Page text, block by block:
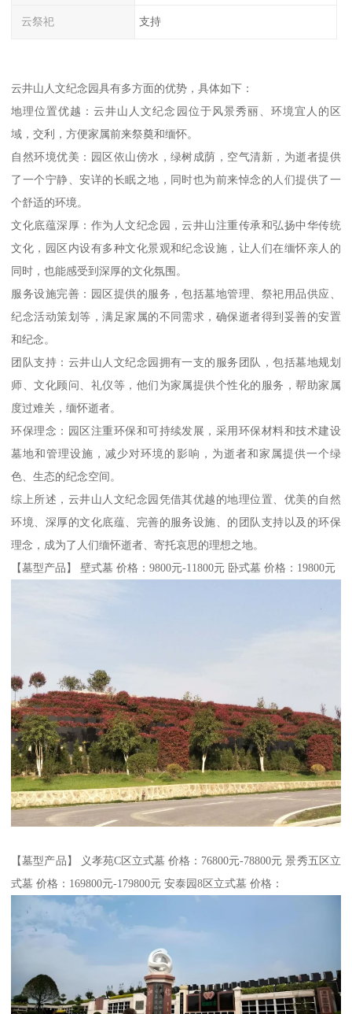
云祭祀 支持
云井山人文纪念园具有多方面的优势，具体如下：
地理位置优越：云井山人文纪念园位于风景秀丽、环境宜人的区
域，交利，方便家属前来祭奠和缅怀。
自然环境优美：园区依山傍水，绿树成荫，空气清新，为逝者提供
了一个宁静、安详的长眠之地，同时也为前来悼念的人们提供了一
个舒适的环境。
文化底蕴深厚：作为人文纪念园，云井山注重传承和弘扬中华传统
文化，园区内设有多种文化景观和纪念设施，让人们在缅怀亲人的
同时，也能感受到深厚的文化氛围。
服务设施完善：园区提供的服务，包括墓地管理、祭祀用品供应、
纪念活动策划等，满足家属的不同需求，确保逝者得到妥善的安置
和纪念。
团队支持：云井山人文纪念园拥有一支的服务团队，包括墓地规划
师、文化顾问、礼仪等，他们为家属提供个性化的服务，帮助家属
度过难关，缅怀逝者。
环保理念：园区注重环保和可持续发展，采用环保材料和技术建设
墓地和管理设施，减少对环境的影响，为逝者和家属提供一个绿
色、生态的纪念空间。
综上所述，云井山人文纪念园凭借其优越的地理位置、优美的自然
环境、深厚的文化底蕴、完善的服务设施、的团队支持以及的环保
理念，成为了人们缅怀逝者、寄托哀思的理想之地。
【墓型产品】 壁式墓 价格：9800元-11800元 卧式墓 价格：19800元
【墓型产品】 义孝苑C区立式墓 价格：76800元-78800元 景秀五区立
式墓 价格：169800元-179800元 安泰园8区立式墓 价格：